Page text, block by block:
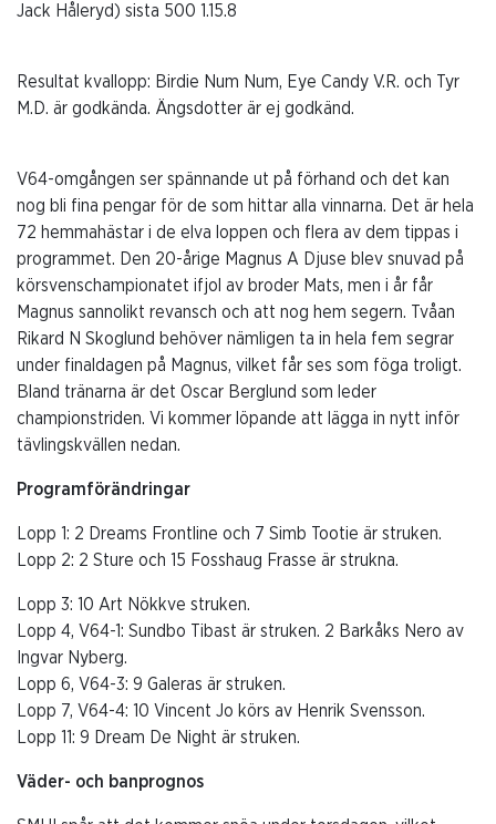
Jack Håleryd) sista 500 1.15.8
Resultat kvallopp: Birdie Num Num, Eye Candy V.R. och Tyr
M.D. är godkända. Ängsdotter är ej godkänd.
V64-omgången ser spännande ut på förhand och det kan
nog bli fina pengar för de som hittar alla vinnarna. Det är hela
72 hemmahästar i de elva loppen och flera av dem tippas i
programmet. Den 20-årige Magnus A Djuse blev snuvad på
körsvenschampionatet ifjol av broder Mats, men i år får
Magnus sannolikt revansch och att nog hem segern. Tvåan
Rikard N Skoglund behöver nämligen ta in hela fem segrar
under finaldagen på Magnus, vilket får ses som föga troligt.
Bland tränarna är det Oscar Berglund som leder
championstriden. Vi kommer löpande att lägga in nytt inför
tävlingskvällen nedan.
Programförändringar
Lopp 1: 2 Dreams Frontline och 7 Simb Tootie är struken.
Lopp 2: 2 Sture och 15 Fosshaug Frasse är strukna.
Lopp 3: 10 Art Nökkve struken.
Lopp 4, V64-1: Sundbo Tibast är struken. 2 Barkåks Nero av
Ingvar Nyberg.
Lopp 6, V64-3: 9 Galeras är struken.
Lopp 7, V64-4: 10 Vincent Jo körs av Henrik Svensson.
Lopp 11: 9 Dream De Night är struken.
Väder- och banprognos